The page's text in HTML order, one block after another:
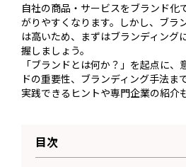
自社の商品・サービスをブランド化
がりやすくなります。しかし、ブラ
は高いため、まずはブランディング
握しましょう。
「ブランドとは何か？」を起点に
ドの重要性、ブランディング手法ま
実践できるヒントや専門企業の紹介
目次